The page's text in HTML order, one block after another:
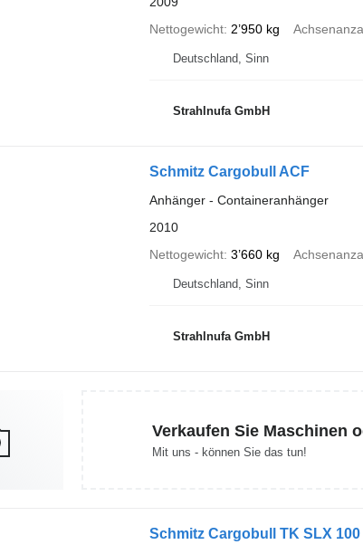
Nettogewicht 2’950 kg
Deutschland, Sinn
Strahlnufa GmbH
Schmitz Cargobull ACF
Anhänger - Containeranhänger
2010
Nettogewicht 3’660 kg
Deutschland, Sinn
Strahlnufa GmbH
Verkaufen Sie Maschinen
Mit uns - können Sie das tun!
Schmitz Cargobull TK SLX